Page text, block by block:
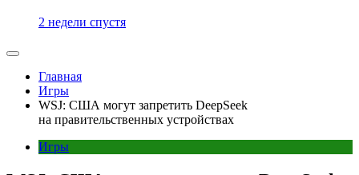
2 недели спустя
Главная
Игры
WSJ: США могут запретить DeepSeek
на правительственных устройствах
Игры